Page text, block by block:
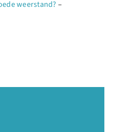
weerstand? –